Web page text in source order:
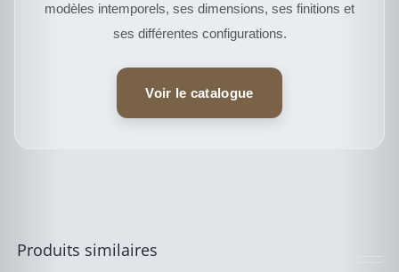
modèles intemporels, ses dimensions, ses finitions et
ses différentes configurations.
Voir le catalogue
Produits similaires
PRODUIT
PRODUIT
VARIATIONS.